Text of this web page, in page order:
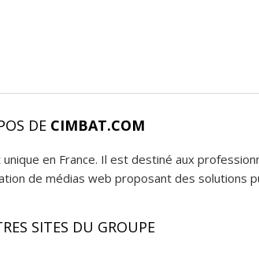
DE CIMBAT.COM
en France. Il est destiné aux
de médias web proposant des solutions
SITES DU GROUPE